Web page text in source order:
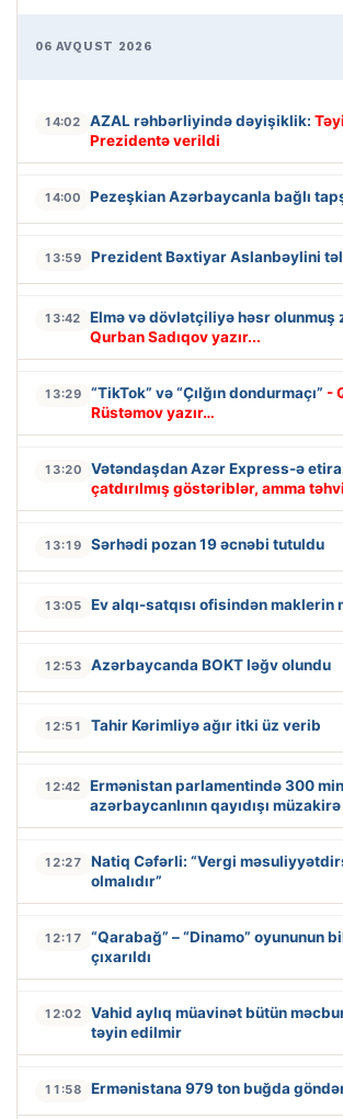
06 AVQUST 2026
14:02 AZAL rəhbərliyində dəyişiklik:
Prezidentə verildi
14:00 Pezeşkian Azərbaycanla bağlı
13:59 Prezident Bəxtiyar Aslanbəylini
13:42 Elmə və dövlətçiliyə həsr olunmuş
Qurban Sadıqov yazır...
13:29 “TikTok” və “Çılğın dondurmaçı” -
Rüstəmov yazır…
13:20 Vətəndaşdan Azər Express-ə
çatdırılmış göstəriblər, amma
13:19 Sərhədi pozan 19 əcnəbi tutuldu
13:05 Ev alqı-satqısı ofisindən maklerin
12:53 Azərbaycanda BOKT ləğv olundu
12:51 Tahir Kərimliyə ağır itki üz verib
12:42
Ermənistan parlamentində 300 min
azərbaycanlının qayıdışı
12:27
Natiq Cəfərli: “Vergi
olmalıdır”
12:17
“Qarabağ” – “Dinamo” oyununun
çıxarıldı
12:02
Vahid aylıq müavinət bütün
təyin edilmir
11:58 Ermənistana 979 ton buğda